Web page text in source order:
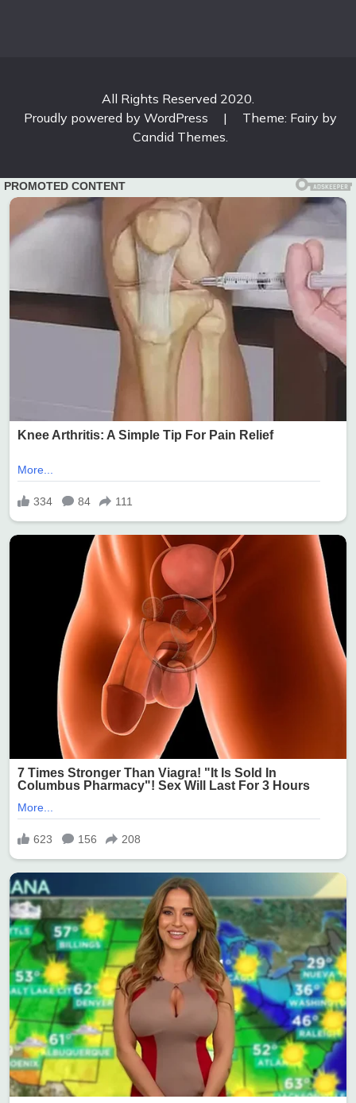
All Rights Reserved 2020.
Proudly powered by WordPress
|
Theme: Fairy by
Candid Themes